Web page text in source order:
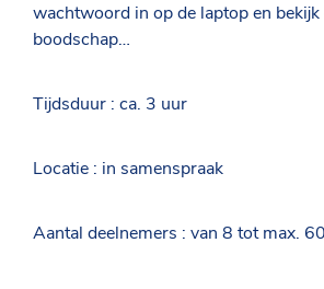
wachtwoord in op de laptop en bekijk
boodschap…
Tijdsduur : ca. 3 uur
Locatie : in samenspraak
Aantal deelnemers : van 8 tot max. 60